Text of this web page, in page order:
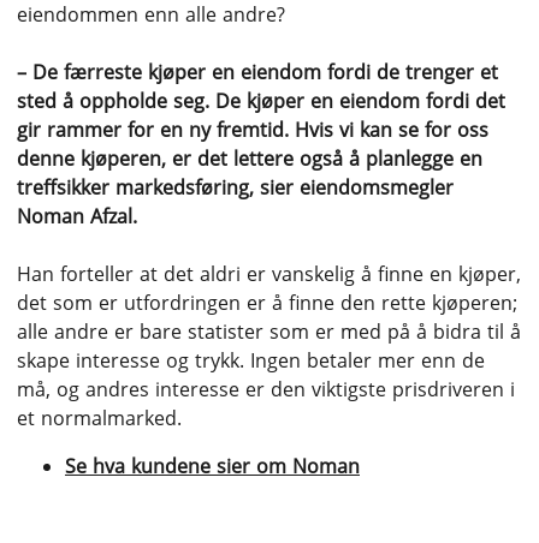
eiendommen enn alle andre?
– De færreste kjøper en eiendom fordi de trenger et
sted å oppholde seg. De kjøper en eiendom fordi det
gir rammer for en ny fremtid. Hvis vi kan se for oss
denne kjøperen, er det lettere også å planlegge en
treffsikker markedsføring, sier eiendomsmegler
Noman Afzal.
Han forteller at det aldri er vanskelig å finne en kjøper,
det som er utfordringen er å finne den rette kjøperen;
alle andre er bare statister som er med på å bidra til å
skape interesse og trykk. Ingen betaler mer enn de
må, og andres interesse er den viktigste prisdriveren i
et normalmarked.
Se hva kundene sier om Noman